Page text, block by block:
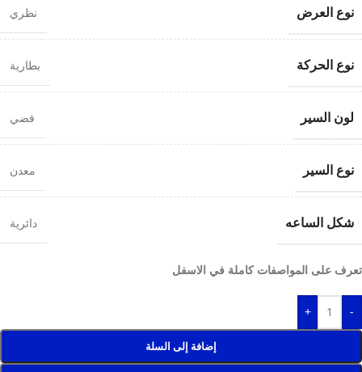
نوع العرض نظري
نوع الحركة بطارية
لون السير فضي
نوع السير معدن
شكل الساعه دائرية
تعرف على المواصفات كاملة في الاسفل
-
+
إضافة إلى السلة